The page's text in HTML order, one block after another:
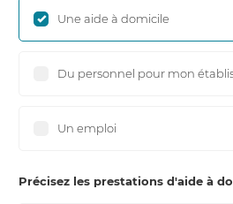
Une aide à domicile
Du personnel pour mon
Un emploi
Précisez les prestations d'aide à